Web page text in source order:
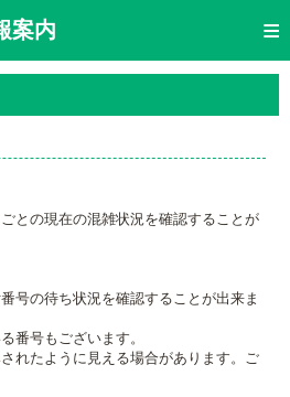
案内
との現在の混雑状況を確認することが
号の待ち状況を確認することが出来ま
番号もございます。
れたように見える場合があります。ご